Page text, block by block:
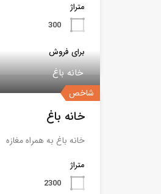
متراژ
300
برای فروش
شاخص
خانه باغ
خانه باغ
خانه باغ به همراه مغازه
متراژ
2300